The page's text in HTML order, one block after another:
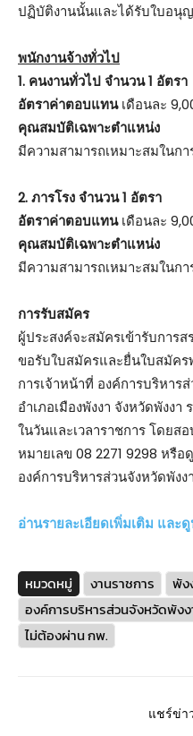
ปฏิบัติงานนั้นและได้รับใบอนุ
พนักงานจ้างทั่วไป
1. คนงานทั่วไป จำนวน 1 อัตรา
อัตราค่าตอบแทนเดือนละ
คุณสมบัติเฉพาะตำแหน่ง
มีความสามารถเหมาะสมในก
2. ภารโรง จำนวน 1 อัตรา
อัตราค่าตอบแทนเดือนละ
คุณสมบัติเฉพาะตำแหน่ง
มีความสามารถเหมาะสมในก
การรับสมัคร
ผู้ประสงค์จะสมัครเข้ารับการส
ขอรับใบสมัครและยื่นใบสมัคร
การเจ้าหน้าที่ องค์การบริหาร
อำเภอเมืองพังงา จังหวัดพังงา
ในวันและเวลาราชการ โดยส
หมายเลข 08 2271 9298 หรือ
องค์การบริหารส่วนจังหวัดพั
อ่านรายละเอียดเพิ่มเติม และ
หมวดหมู่ งานราชการ พัง
องค์การบริหารส่วนจังหวัดพังง
ไม่ต้องผ่าน กพ.
แชร์ข่า